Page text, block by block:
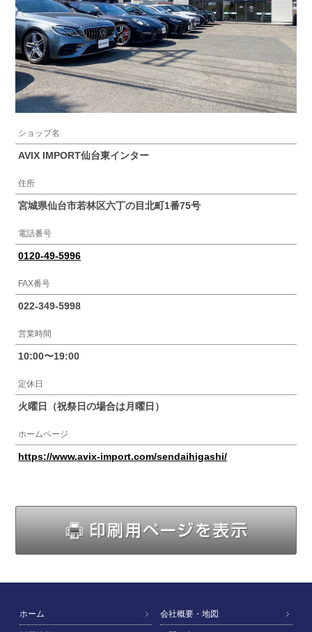
ショップ名
AVIX IMPORT仙台東インター
住所
宮城県仙台市若林区六丁の目北町1番75号
電話番号
0120‐49‐5996
FAX番号
022‐349‐5998
営業時間
10:00〜19:00
定休日
火曜日（祝祭日の場合は月曜日）
ホームページ
https://www.avix-import.com/sendaihigashi/
ホーム 会社概要・地図